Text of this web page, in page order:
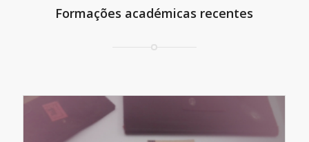
Formações académicas recentes